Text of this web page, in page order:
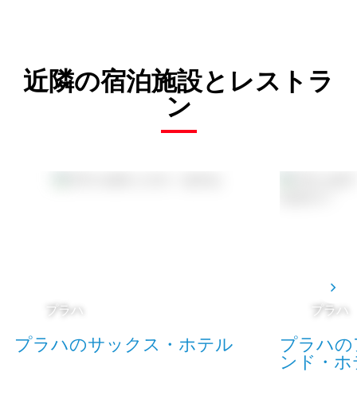
近隣の宿泊施設とレストラ
ン
プラハ
プラハのサックス・ホテル
プラハ
プラハ
ンド・